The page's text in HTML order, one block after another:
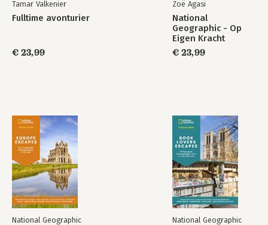
Tamar Valkenier
Fulltime avonturier
€ 23,99
Zoë Agasi
National
Geographic - Op
Eigen Kracht
€ 23,99
National Geographic National Geographic